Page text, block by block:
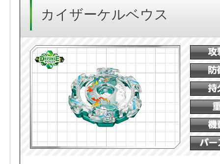
カイザーケルベウス